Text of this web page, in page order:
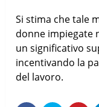
Si stima che tale
donne impiegate
un significativo
incentivando la
del lavoro.